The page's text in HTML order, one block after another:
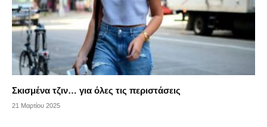
Σκισμένα τζιν… για όλες τις περιστάσεις
21 Μαρτίου 2025